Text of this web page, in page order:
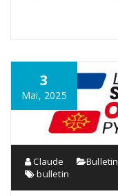
3
Mai, 2025
Claude
bulletin